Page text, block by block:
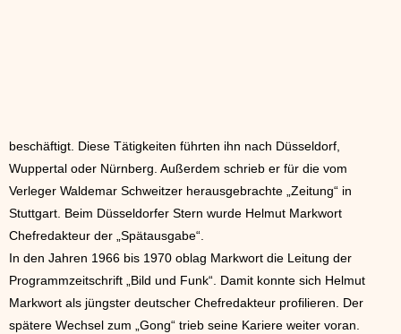
beschäftigt. Diese Tätigkeiten führten ihn nach Düsseldorf,
Wuppertal oder Nürnberg. Außerdem schrieb er für die vom
Verleger Waldemar Schweitzer herausgebrachte „Zeitung“ in
Stuttgart. Beim Düsseldorfer Stern wurde Helmut Markwort
Chefredakteur der „Spätausgabe“.
In den Jahren 1966 bis 1970 oblag Markwort die Leitung der
Programmzeitschrift „Bild und Funk“. Damit konnte sich Helmut
Markwort als jüngster deutscher Chefredakteur profilieren. Der
spätere Wechsel zum „Gong“ trieb seine Kariere weiter voran.